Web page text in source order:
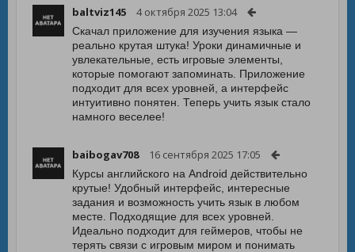
baltviz145 4 октября 2025 13:04
Скачал приложение для изучения языка —
реально крутая штука! Уроки динамичные и
увлекательные, есть игровые элементы,
которые помогают запоминать. Приложение
подходит для всех уровней, а интерфейс
интуитивно понятен. Теперь учить язык стало
намного веселее!
baibogav708 16 сентября 2025 17:05
Курсы английского на Android действительно
крутые! Удобный интерфейс, интересные
задания и возможность учить язык в любом
месте. Подходящие для всех уровней.
Идеально подходит для геймеров, чтобы не
терять связи с игровым миром и понимать